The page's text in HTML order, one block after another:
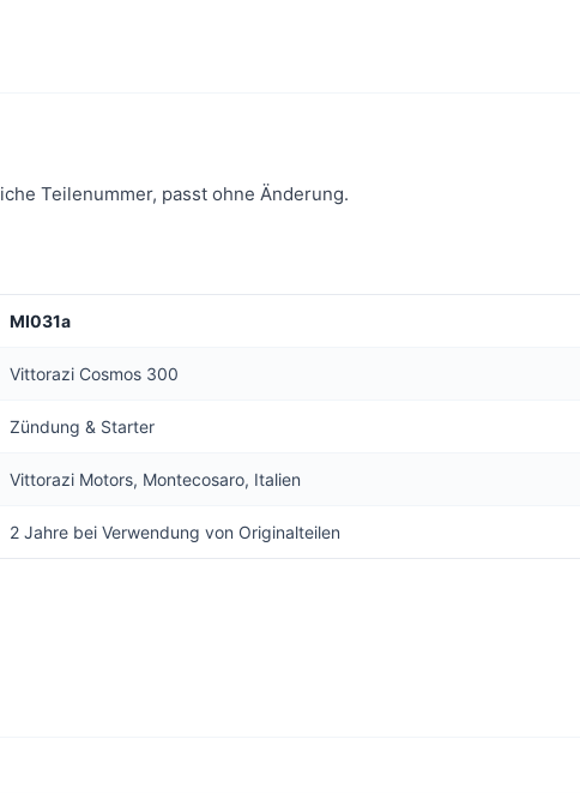
Teilenummer, passt ohne Änderung.
MI031a
Vittorazi Cosmos 300
Zündung & Starter
Vittorazi Motors, Montecosaro, Italien
2 Jahre bei Verwendung von Originalteilen